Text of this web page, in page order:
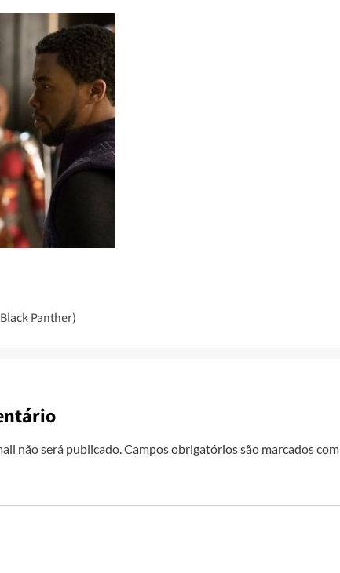
Panther)
não será publicado.Campos obrigatórios são marcados com